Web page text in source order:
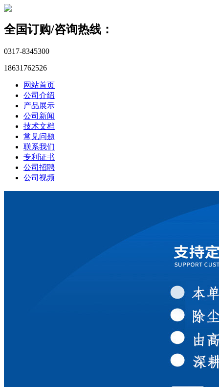
全国订购/咨询热线：
0317-8345300
18631762526
网站首页
公司介绍
产品展示
公司新闻
技术文档
常见问题
联系我们
专利证书
公司招聘
公司视频